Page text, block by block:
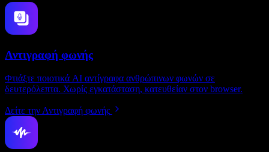
Αντιγραφή φωνής
Φτιάξτε ποιοτικά AI αντίγραφα ανθρώπινων φωνών σε
δευτερόλεπτα. Χωρίς εγκατάσταση, κατευθείαν στον browser.
Δείτε την Αντιγραφή φωνής